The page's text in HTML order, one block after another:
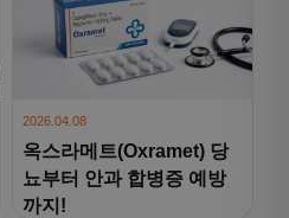
2026.04.08
옥스라메트(Oxramet) 당
뇨부터 안과 합병증 예방
까지!